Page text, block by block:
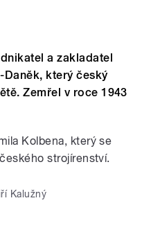
a zakladatel
který český
Zemřel v roce 1943
Kolbena, který se
strojírenství.
Kalužný